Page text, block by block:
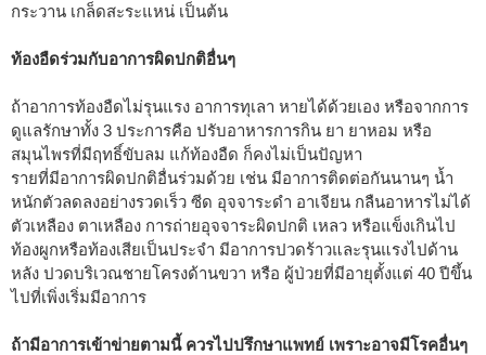
กระวาน เกล็ดสะระแหน่ เป็นต้น
ท้องอืดร่วมกับอาการผิดปกติอื่นๆ
ถ้าอาการท้องอืดไม่รุนแรง อาการทุเลา หายได้ด้วยเอง หรือจากการ
ดูแลรักษาทั้ง 3 ประการคือ ปรับอาหารการกิน ยา ยาหอม หรือ
สมุนไพรที่มีฤทธิ์ขับลม แก้ท้องอืด ก็คงไม่เป็นปัญหา
รายที่มีอาการผิดปกติอื่นร่วมด้วย เช่น มีอาการติดต่อกันนานๆ น้ำ
หนักตัวลดลงอย่างรวดเร็ว ซีด อุจจาระดำ อาเจียน กลืนอาหารไม่ได้
ตัวเหลือง ตาเหลือง การถ่ายอุจจาระผิดปกติ เหลว หรือแข็งเกินไป
ท้องผูกหรือท้องเสียเป็นประจำ มีอาการปวดร้าวและรุนแรงไปด้าน
หลัง ปวดบริเวณชายโครงด้านขวา หรือ ผู้ป่วยที่มีอายุตั้งแต่ 40 ปีขึ้น
ไปที่เพิ่งเริ่มมีอาการ
ถ้ามีอาการเข้าข่ายตามนี้ ควรไปปรึกษาแพทย์ เพราะอาจมีโรคอื่นๆ